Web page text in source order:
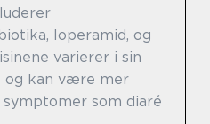
loperamid, og
varierer i sin
og kan være mer
som diaré